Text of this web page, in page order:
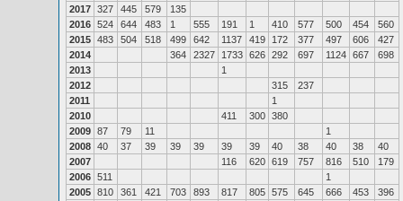
2017 327 445 579
135
2016 524 644 483 1 555 191 1 410 577 500 454
560
2015 483 504 518 499 642 1137 419 172 377 497 606
427
2014
364 2327 1733 626 292 697 1124 667
698
2013
1
2012
315
237
2011
1
2010
411 300 380
2009 87 79 11
1
2008 40 37 39 39 39 39 39 40 38 40 38
40
2007
116 620 619 757 816 510
179
2006 511
1
2005 810 361 421 703 893 817 805 575 645 666 453
396